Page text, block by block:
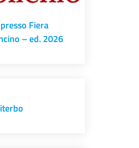
Fiera
– ed. 2026